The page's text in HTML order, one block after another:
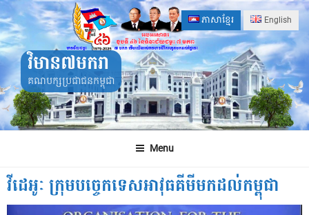
Skip
to
content
ភាសាខ្មែរ English
វិមាន៧មករា
គណបក្សប្រជាជនកម្ពុជា
Menu
វីដេអូៈ ក្រុមបច្ចេកទេសអាវុធគីមីមកដល់កម្ពុជា